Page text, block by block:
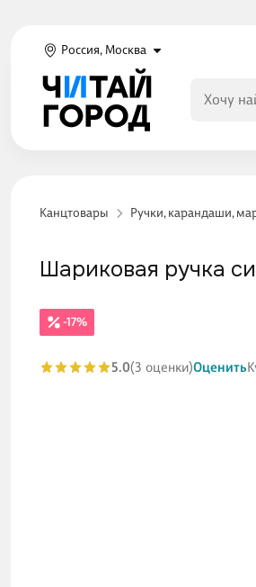
Россия, Москва
Канцтовары Ручки, карандаши,
-17%
Шариковая ручка
5.0(3 оценки)Оценить